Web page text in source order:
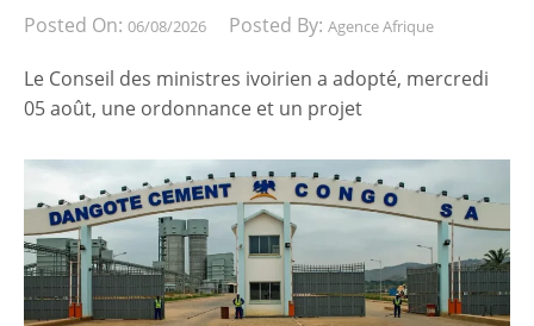
Posted On: 06/08/2026 Posted By: Agence Afrique
Le Conseil des ministres ivoirien a adopté, mercredi
05 août, une ordonnance et un projet